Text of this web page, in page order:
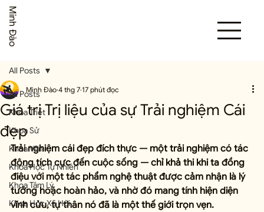
Minh Đào
All Posts
Khoa Triết
Khoa Sử
Khoa Văn
Khoa Học Tự Nhiên
Khoa Tâm Lý
Khoa Học Xã Hội
All Posts
Giá trị Trị liệu của sự Trải nghiệm Cái
đẹp
Minh Đào 4 thg 7 17 phút đọc
Trải nghiệm cái đẹp đích thực — một trải nghiệm có tác
động tích cực đến cuộc sống — chỉ khả thi khi ta đồng
điệu với một tác phẩm nghệ thuật được cảm nhận là lý
tưởng hoặc hoàn hảo, và nhờ đó mang tính hiện diện
vĩnh cửu, tự thân nó đã là một thế giới trọn vẹn.